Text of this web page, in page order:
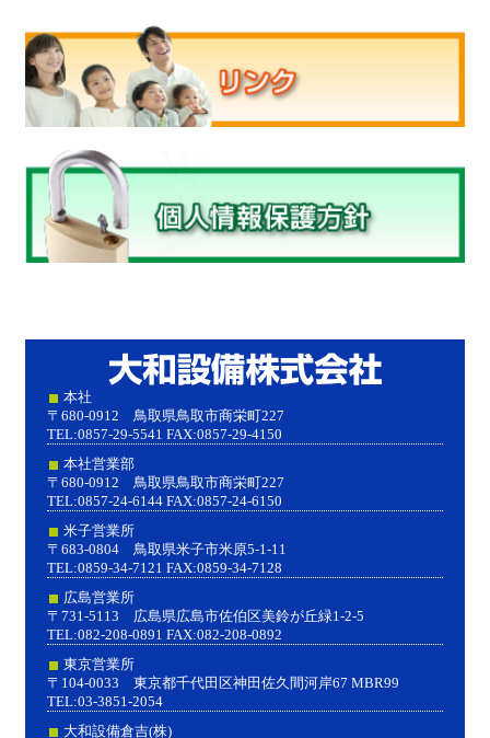
本社
〒680-0912 鳥取県鳥取市商栄町227
TEL:0857-29-5541 FAX:0857-29-4150
本社営業部
〒680-0912 鳥取県鳥取市商栄町227
TEL:0857-24-6144 FAX:0857-24-6150
米子営業所
〒683-0804 鳥取県米子市米原5-1-11
TEL:0859-34-7121 FAX:0859-34-7128
広島営業所
〒731-5113 広島県広島市佐伯区美鈴が丘緑1-2-5
TEL:082-208-0891 FAX:082-208-0892
東京営業所
〒104-0033 東京都千代田区神田佐久間河岸67 MBR99
TEL:03-3851-2054
大和設備倉吉(株)